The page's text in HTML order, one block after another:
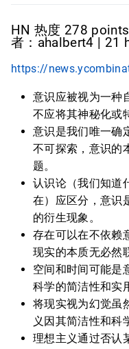
HN 热度 278
者：ahalbert4 | 21
https://
意识应被视为一种
不应将其神秘化或
意识是我们唯一确
不可探索，意识的
题。
认识论（我们知道
在）应区分，意识
的衍生现象。
存在可以在不依赖
现实的本质无必然
空间和时间可能是
科学的简洁性和实
将现实视为幻觉虽
义因其简洁性和科
理想主义通过否认